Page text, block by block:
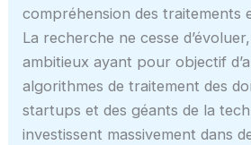
compréhension des traitements
La recherche ne cesse
ambitieux ayant pour objectif
algorithmes de traitement des
startups et des géants de la
investissent massivement dans